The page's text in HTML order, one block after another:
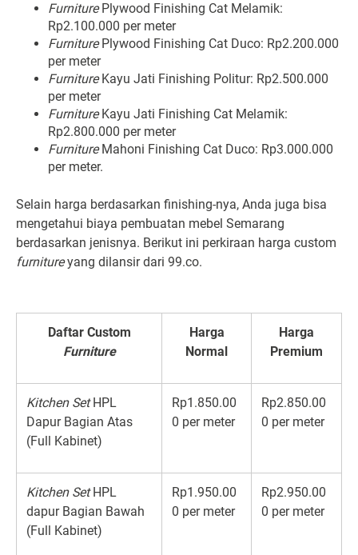
FurniturePlywood Finishing Cat Melamik:
Rp2.100.000 per meter
FurniturePlywood Finishing Cat Duco: Rp2.200.000
per meter
FurnitureKayu Jati Finishing Politur: Rp2.500.000
per meter
FurnitureKayu Jati Finishing Cat Melamik:
Rp2.800.000 per meter
FurnitureMahoni Finishing Cat Duco: Rp3.000.000
per meter.
Selain harga berdasarkan finishing-nya, Anda juga bisa
mengetahui biaya pembuatan mebel Semarang
berdasarkan jenisnya. Berikut ini perkiraan harga custom
furnitureyang dilansir dari 99.co.
Daftar Custom
Furniture
Harga
Normal
Harga
Premium
Kitchen SetHPL
Dapur Bagian Atas
(Full Kabinet)
Rp1.850.00
0 per meter
Rp2.850.00
0 per meter
Kitchen SetHPL
dapur Bagian Bawah
(Full Kabinet)
Rp1.950.00
0 per meter
Rp2.950.00
0 per meter